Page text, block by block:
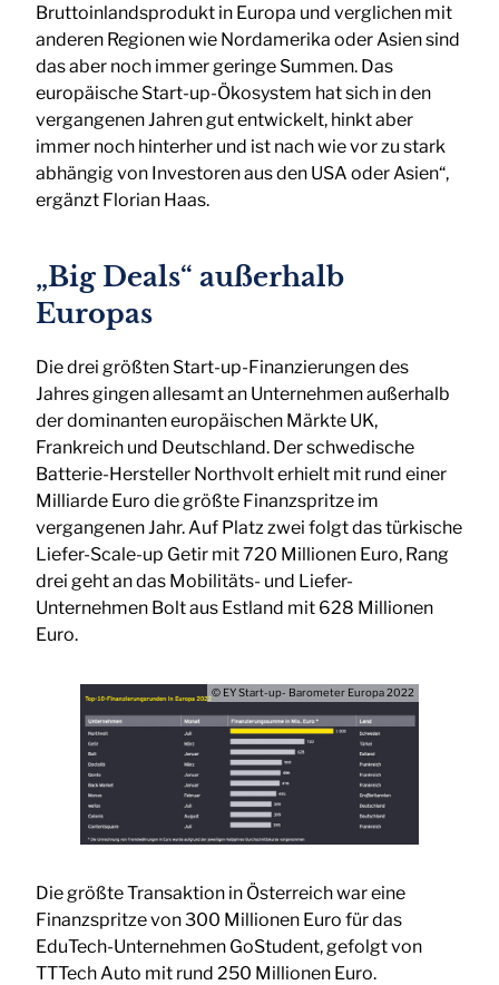
Bruttoinlandsprodukt in Europa und verglichen mit
anderen Regionen wie Nordamerika oder Asien sind
das aber noch immer geringe Summen. Das
europäische Start-up-Ökosystem hat sich in den
vergangenen Jahren gut entwickelt, hinkt aber
immer noch hinterher und ist nach wie vor zu stark
abhängig von Investoren aus den USA oder Asien“,
ergänzt Florian Haas.
„Big Deals“ außerhalb
Europas
Die drei größten Start-up-Finanzierungen des
Jahres gingen allesamt an Unternehmen außerhalb
der dominanten europäischen Märkte UK,
Frankreich und Deutschland. Der schwedische
Batterie-Hersteller Northvolt erhielt mit rund einer
Milliarde Euro die größte Finanzspritze im
vergangenen Jahr. Auf Platz zwei folgt das türkische
Liefer-Scale-up Getir mit 720 Millionen Euro, Rang
drei geht an das Mobilitäts- und Liefer-
Unternehmen Bolt aus Estland mit 628 Millionen
Euro.
© EY Start-up- Barometer Europa 2022
Die größte Transaktion in Österreich war eine
Finanzspritze von 300 Millionen Euro für das
EduTech-Unternehmen GoStudent, gefolgt von
TTTech Auto mit rund 250 Millionen Euro.